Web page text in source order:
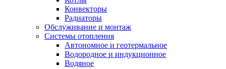
Конвекторы
Радиаторы
Обслуживание и монтаж
Системы отопления
Автономное и геотермальное
Водородное и индукционное
Водяное